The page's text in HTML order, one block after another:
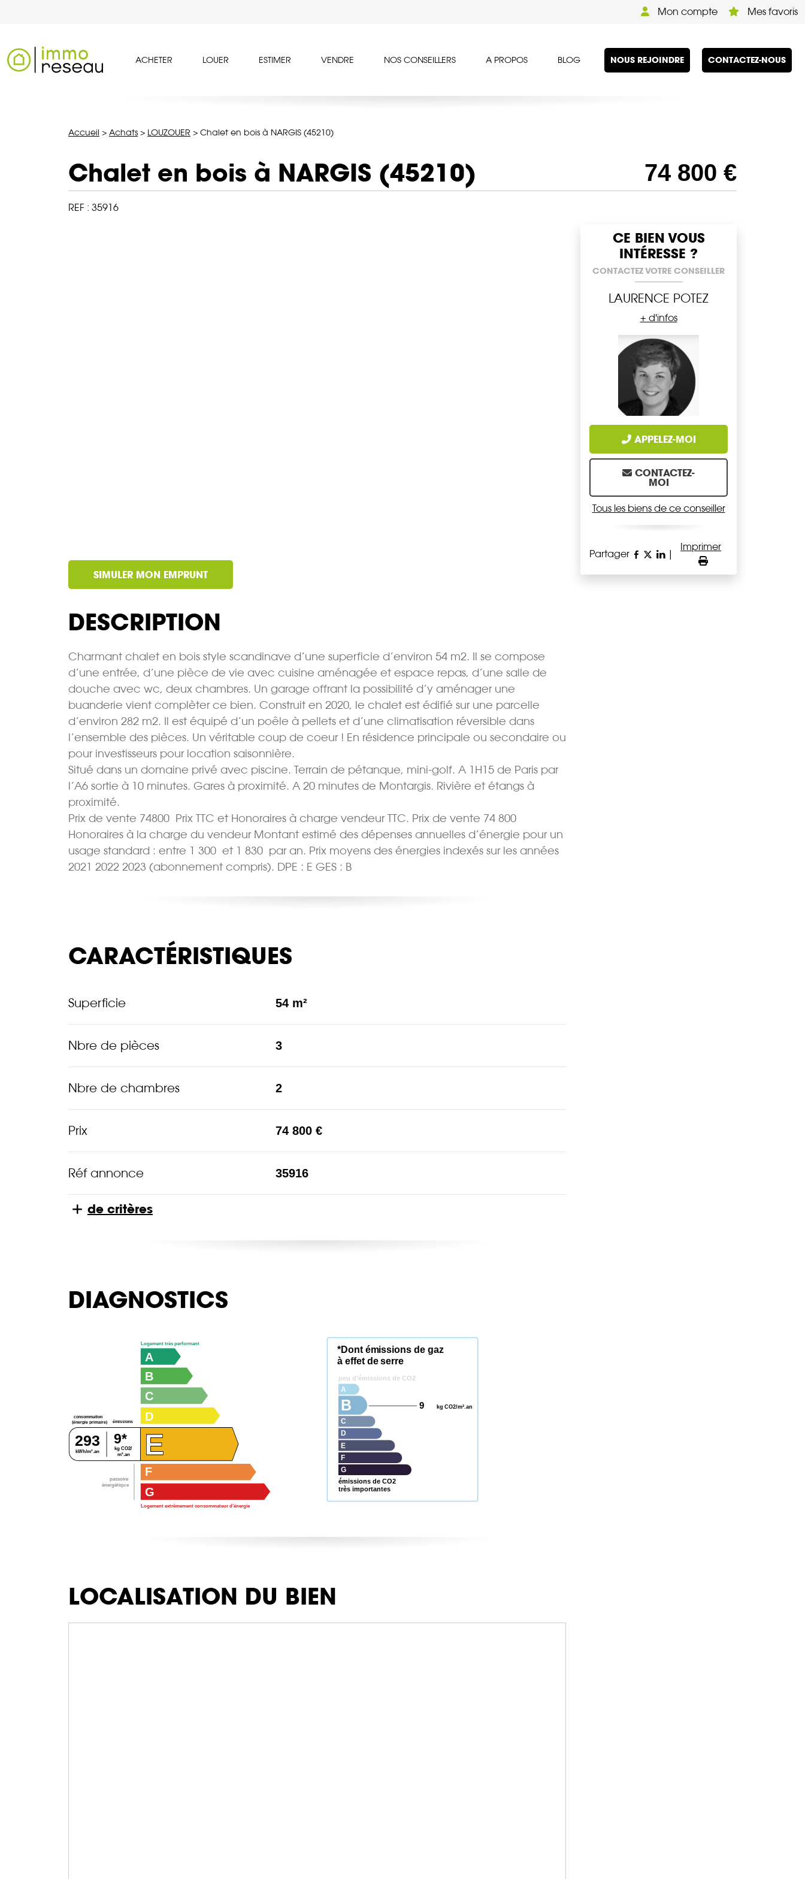
Mon compte Mes favoris
ACHETER LOUER ESTIMER VENDRE NOS CONSEILLERS A PROPOS BLOG NOUS REJOINDRE CONTACTEZ-NOUS
Accueil > Achats > LOUZOUER > Chalet en bois à NARGIS (45210)
Chalet en bois à NARGIS (45210) 74 800 €
REF : 35916
CE BIEN VOUS
INTÉRESSE ?
CONTACTEZ VOTRE CONSEILLER
LAURENCE POTEZ
+ d'infos
APPELEZ-MOI
CONTACTEZ-
MOI
Tous les biens de ce conseiller
Partager
Imprimer
SIMULER MON EMPRUNT
DESCRIPTION
Charmant chalet en bois style scandinave d’une superficie d’environ 54 m2. Il se compose
d’une entrée, d’une pièce de vie avec cuisine aménagée et espace repas, d’une salle de
douche avec wc, deux chambres. Un garage offrant la possibilité d’y aménager une
buanderie vient complèter ce bien. Construit en 2020, le chalet est édifié sur une parcelle
d’environ 282 m2. Il est équipé d’un poêle à pellets et d’une climatisation réversible dans
l’ensemble des pièces. Un véritable coup de coeur ! En résidence principale ou secondaire ou
pour investisseurs pour location saisonnière.
Situé dans un domaine privé avec piscine. Terrain de pétanque, mini-golf. A 1H15 de Paris par
l’A6 sortie à 10 minutes. Gares à proximité. A 20 minutes de Montargis. Rivière et étangs à
proximité.
Prix de vente 74800  Prix TTC et Honoraires à charge vendeur TTC. Prix de vente 74 800 
Honoraires à la charge du vendeur Montant estimé des dépenses annuelles d’énergie pour un
usage standard : entre 1 300  et 1 830  par an. Prix moyens des énergies indexés sur les années
2021 2022 2023 (abonnement compris). DPE : E GES : B
CARACTÉRISTIQUES
Superficie 54 m²
Nbre de pièces 3
Nbre de chambres 2
Prix 74 800 €
Réf annonce 35916
de critères
DIAGNOSTICS
passoire
énergétique
consommation
(énergie primaire)
émissions
kg CO2/
m².an
kWh/m².an
293 9*
G
Logement extrêmement consommateur d’énergie
F
E
D
C
B
A
Logement très performant
émissions de CO2
très importantes
*Dont émissions de gaz
à effet de serre
peu d’émissions de CO2
G
F
E
D
C
B 9 kg CO2/m².an
A
LOCALISATION DU BIEN